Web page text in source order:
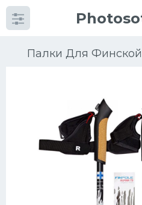
Палки Для
Категории Фото